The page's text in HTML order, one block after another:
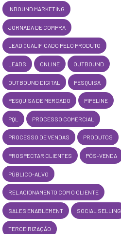
INBOUND MARKETING
JORNADA DE COMPRA
LEAD QUALIFICADO PELO PRODUTO
LEADS ONLINE OUTBOUND
OUTBOUND DIGITAL PESQUISA
PESQUISA DE MERCADO PIPELINE
PQL PROCESSO COMERCIAL
PROCESSO DE VENDAS PRODUTOS
PROSPECTAR CLIENTES PÓS-VENDA
PÚBLICO-ALVO
RELACIONAMENTO COM O CLIENTE
SALES ENABLEMENT SOCIAL SELLING
TERCEIRIZAÇÃO